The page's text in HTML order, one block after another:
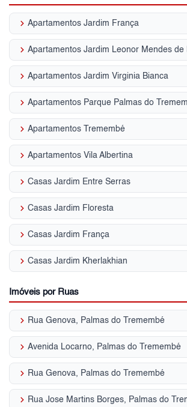
keyboard_arrow_right Apartamentos Jardim França
keyboard_arrow_right Apartamentos Jardim Leonor Mendes de
keyboard_arrow_right Apartamentos Jardim Virginia Bianca
keyboard_arrow_right Apartamentos Parque Palmas do
keyboard_arrow_right Apartamentos Tremembé
keyboard_arrow_right Apartamentos Vila Albertina
keyboard_arrow_right Casas Jardim Entre Serras
keyboard_arrow_right Casas Jardim Floresta
keyboard_arrow_right Casas Jardim França
keyboard_arrow_right Casas Jardim Kherlakhian
Imóveis por Ruas
keyboard_arrow_right Rua Genova, Palmas do Tremembé
keyboard_arrow_right Avenida Locarno, Palmas do Tremembé
keyboard_arrow_right Rua Genova, Palmas do Tremembé
keyboard_arrow_right Rua Jose Martins Borges, Palmas do